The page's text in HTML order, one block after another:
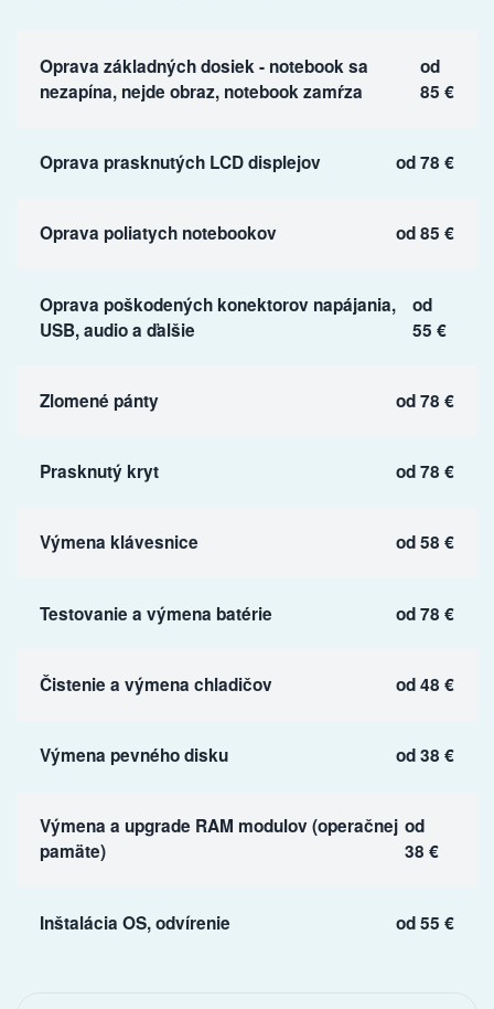
Oprava základných dosiek - notebook sa
nezapína, nejde obraz, notebook zamŕza
od
85 €
Oprava prasknutých LCD displejov od 78 €
Oprava poliatych notebookov od 85 €
Oprava poškodených konektorov napájania,
USB, audio a ďalšie
od
55 €
Zlomené pánty od 78 €
Prasknutý kryt od 78 €
Výmena klávesnice od 58 €
Testovanie a výmena batérie od 78 €
Čistenie a výmena chladičov od 48 €
Výmena pevného disku od 38 €
Výmena a upgrade RAM modulov (operačnej
pamäte)
od
38 €
Inštalácia OS, odvírenie od 55 €